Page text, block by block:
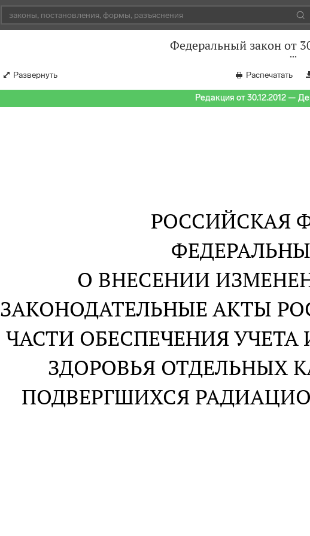
Федеральный закон от
Развернуть Распечатать
Редакция от 30.12.2012 —
РОССИЙСКАЯ
О ВНЕСЕНИИ
ЗАКОНОДАТЕЛЬНЫЕ АКТЫ
ЧАСТИ ОБЕСПЕЧЕНИЯ
ЗДОРОВЬЯ ОТДЕЛЬНЫХ
ПОДВЕРГШИХСЯ